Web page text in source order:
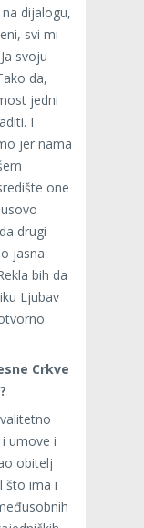
dijalogu,
svi mi
svoju
da,
jedni
I
jer nama
one
drugi
jasna
bih da
Ljubav
Crkve
umove i
obitelj
što ima i